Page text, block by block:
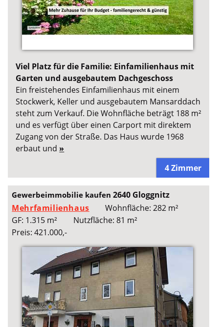
Viel Platz für die Familie: Einfamilienhaus mit
Garten und ausgebautem Dachgeschoss
Ein freistehendes Einfamilienhaus mit einem
Stockwerk, Keller und ausgebautem Mansarddach
steht zum Verkauf. Die Wohnfläche beträgt 188 m²
und es verfügt über einen Carport mit direktem
Zugang von der Straße. Das Haus wurde 1968
erbaut und »
4 Zimmer
Gewerbeimmobilie kaufen2640 Gloggnitz
Mehrfamilienhaus
Wohnfläche: 282 m²
GF: 1.315 m²
Nutzfläche: 81 m²
Preis: 421.000,-